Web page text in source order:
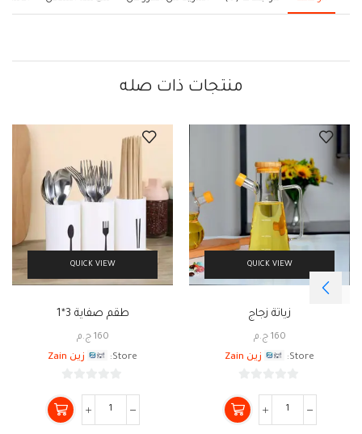
منتجات ذات صله
QUICK VIEW
زياتة زجاج
160 ج.م
Store:
زين Zain
من
5
QUICK VIEW
طقم صفاية 3*1
160 ج.م
Store:
زين Zain
من
5